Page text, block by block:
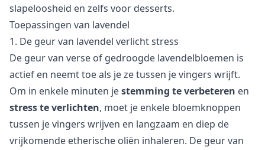
slapeloosheid en zelfs voor desserts.
Toepassingen van lavendel
1. De geur van lavendel verlicht stress
De geur van verse of gedroogde lavendelbloemen is
actief en neemt toe als je ze tussen je vingers wrijft.
Om in enkele minuten jestemming te verbeteren en
stress te verlichten, moet je enkele bloemknoppen
tussen je vingers wrijven en langzaam en diep de
vrijkomende etherische oliën inhaleren. De geur van